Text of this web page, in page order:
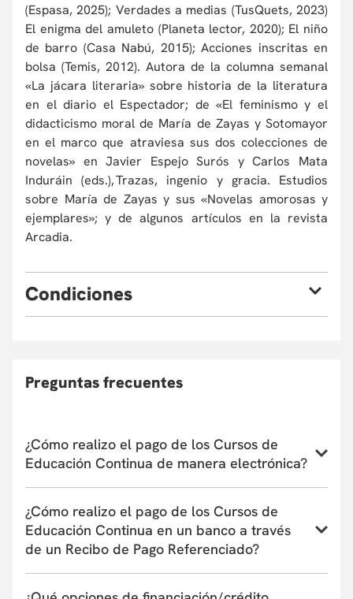
(Espasa, 2025); Verdades a medias (TusQuets, 2023)
El enigma del amuleto (Planeta lector, 2020); El niño
de barro (Casa Nabú, 2015); Acciones inscritas en
bolsa (Temis, 2012). Autora de la columna semanal
«La jácara literaria» sobre historia de la literatura
en el diario el Espectador; de «El feminismo y el
didacticismo moral de María de Zayas y Sotomayor
en el marco que atraviesa sus dos colecciones de
novelas» en Javier Espejo Surós y Carlos Mata
Induráin (eds.), Trazas, ingenio y gracia. Estudios
sobre María de Zayas y sus «Novelas amorosas y
ejemplares»; y de algunos artículos en la revista
Arcadia.
Condiciones
curso de Educación Continua, asumiendo la diferencia si la
Departamento/Facultad que ofrece el curso se reserva el
derecho de admisión según el perfil académico de los
Preguntas frecuentes
¿Cómo realizo el pago de los Cursos de
Educación Continua de manera electrónica?
programa o taller de Educación Continua aquí
¿Cómo realizo el pago de los Cursos de
Educación Continua en un banco a través
de un Recibo de Pago Referenciado?